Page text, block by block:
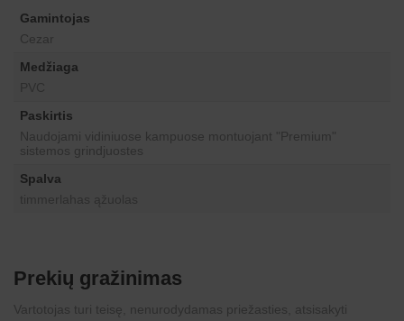
Gamintojas
Cezar
Medžiaga
Paskirtis
Naudojami vidiniuose kampuose montuojant "Premium"
sistemos grindjuostes
Spalva
Prekių gražinimas
Vartotojas turi teisę, nenurodydamas priežasties, atsisakyti